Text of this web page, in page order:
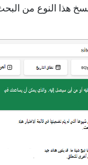
نسخ هذا النوع من